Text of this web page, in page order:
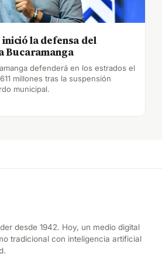
la defensa del
Bucaramanga
defenderá en los estrados el
millones tras la suspensión
municipal.
desde 1942. Hoy, un medio digital
tradicional con inteligencia artificial